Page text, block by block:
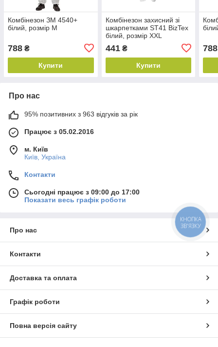
Комбінезон ЗМ 4540+
білий, розмір M
788 ₴
Купити
Комбінезон захисний зі
шкарпетками ST41 BizTex
білий, розмір XXL
441₴
Купити
788
Про нас
95% позитивних з 963 відгуків за рік
Працює з 05.02.2016
м. Київ
Київ, Україна
Контакти
Сьогодні працює з 09:00 до 17:00
Показати весь графік роботи
Про нас
Контакти
Доставка та оплата
Графік роботи
Повна версія сайту
КНОПКА
ЗВ'ЯЗКУ